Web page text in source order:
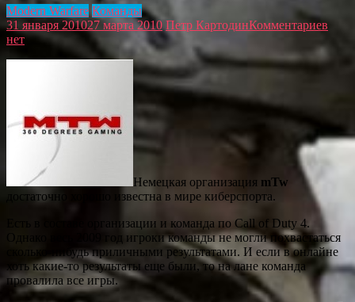
Modern Warfare Команды
31 января 201027 марта 2010 Петр КартодинКомментариев
нет
Немецкая организация mTw
достаточно хорошо известна в мире киберспорта.
Есть в составе организации и команда по Call of Duty 4.
Однако весь 2009 год игроки команды не могли похвастаться
сколько-нибудь приличными результатами. И если в онлайне
хоть какие-то результаты еще были, то на лане команда
провалила все игры.